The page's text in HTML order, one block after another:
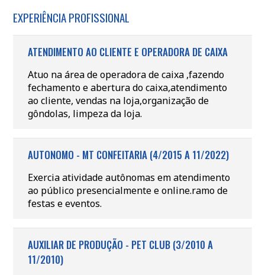
EXPERIÊNCIA PROFISSIONAL
ATENDIMENTO AO CLIENTE E OPERADORA DE CAIXA
Atuo na área de operadora de caixa ,fazendo
fechamento e abertura do caixa,atendimento
ao cliente, vendas na loja,organização de
gôndolas, limpeza da loja.
AUTONOMO - MT CONFEITARIA (4/2015 A 11/2022)
Exercia atividade autônomas em atendimento
ao público presencialmente e online.ramo de
festas e eventos.
AUXILIAR DE PRODUÇÃO - PET CLUB (3/2010 A
11/2010)